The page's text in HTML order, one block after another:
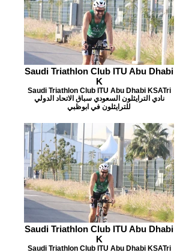
Saudi Triathlon Club ITU Abu Dhabi
K
Saudi Triathlon Club ITU Abu Dhabi KSATri
نادي الترايثلون السعودي سباق الاتحاد الدولي
للترايثلون في ابوظبي
Saudi Triathlon Club ITU Abu Dhabi
K
Saudi Triathlon Club ITU Abu Dhabi KSATri